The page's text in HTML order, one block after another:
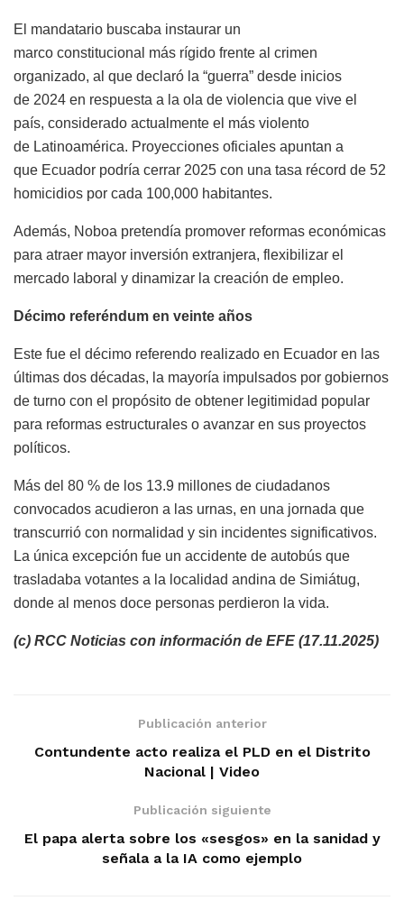
El mandatario buscaba instaurar un
marco constitucional más rígido frente al crimen
organizado, al que declaró la “guerra” desde inicios
de 2024 en respuesta a la ola de violencia que vive el
país, considerado actualmente el más violento
de Latinoamérica. Proyecciones oficiales apuntan a
que Ecuador podría cerrar 2025 con una tasa récord de 52
homicidios por cada 100,000 habitantes.
Además, Noboa pretendía promover reformas económicas
para atraer mayor inversión extranjera, flexibilizar el
mercado laboral y dinamizar la creación de empleo.
Décimo referéndum en veinte años
Este fue el décimo referendo realizado en Ecuador en las
últimas dos décadas, la mayoría impulsados por gobiernos
de turno con el propósito de obtener legitimidad popular
para reformas estructurales o avanzar en sus proyectos
políticos.
Más del 80 % de los 13.9 millones de ciudadanos
convocados acudieron a las urnas, en una jornada que
transcurrió con normalidad y sin incidentes significativos.
La única excepción fue un accidente de autobús que
trasladaba votantes a la localidad andina de Simiátug,
donde al menos doce personas perdieron la vida.
(c) RCC Noticias con información de EFE (17.11.2025)
Publicación anterior
Contundente acto realiza el PLD en el Distrito
Nacional | Video
Publicación siguiente
El papa alerta sobre los «sesgos» en la sanidad y
señala a la IA como ejemplo